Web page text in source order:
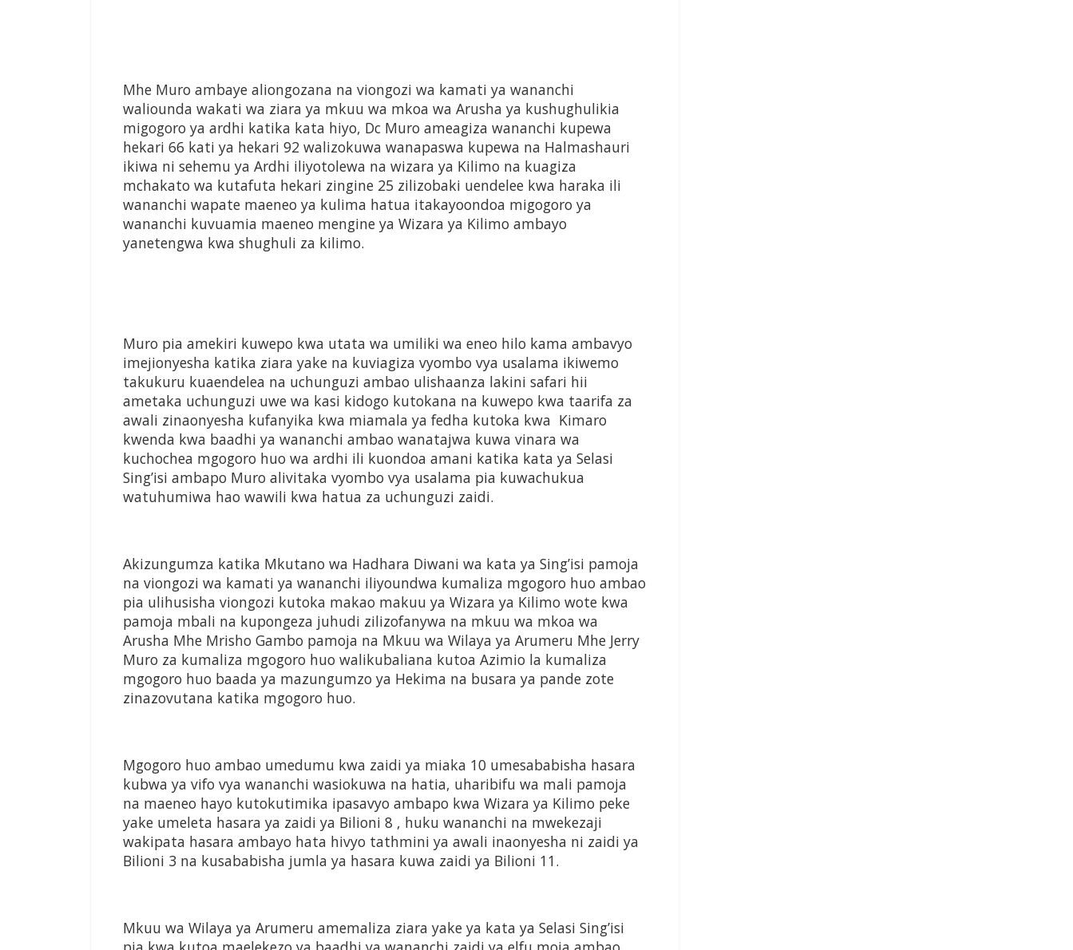
Mhe Muro ambaye aliongozana na viongozi wa kamati ya wananchi
waliounda wakati wa ziara ya mkuu wa mkoa wa Arusha ya kushughulikia
migogoro ya ardhi katika kata hiyo, Dc Muro ameagiza wananchi kupewa
hekari 66 kati ya hekari 92 walizokuwa wanapaswa kupewa na Halmashauri
ikiwa ni sehemu ya Ardhi iliyotolewa na wizara ya Kilimo na kuagiza
mchakato wa kutafuta hekari zingine 25 zilizobaki uendelee kwa haraka ili
wananchi wapate maeneo ya kulima hatua itakayoondoa migogoro ya
wananchi kuvuamia maeneo mengine ya Wizara ya Kilimo ambayo
yanetengwa kwa shughuli za kilimo.
Muro pia amekiri kuwepo kwa utata wa umiliki wa eneo hilo kama ambavyo
imejionyesha katika ziara yake na kuviagiza vyombo vya usalama ikiwemo
takukuru kuaendelea na uchunguzi ambao ulishaanza lakini safari hii
ametaka uchunguzi uwe wa kasi kidogo kutokana na kuwepo kwa taarifa za
awali zinaonyesha kufanyika kwa miamala ya fedha kutoka kwa Kimaro
kwenda kwa baadhi ya wananchi ambao wanatajwa kuwa vinara wa
kuchochea mgogoro huo wa ardhi ili kuondoa amani katika kata ya Selasi
Sing’isi ambapo Muro alivitaka vyombo vya usalama pia kuwachukua
watuhumiwa hao wawili kwa hatua za uchunguzi zaidi.
Akizungumza katika Mkutano wa Hadhara Diwani wa kata ya Sing’isi pamoja
na viongozi wa kamati ya wananchi iliyoundwa kumaliza mgogoro huo ambao
pia ulihusisha viongozi kutoka makao makuu ya Wizara ya Kilimo wote kwa
pamoja mbali na kupongeza juhudi zilizofanywa na mkuu wa mkoa wa
Arusha Mhe Mrisho Gambo pamoja na Mkuu wa Wilaya ya Arumeru Mhe Jerry
Muro za kumaliza mgogoro huo walikubaliana kutoa Azimio la kumaliza
mgogoro huo baada ya mazungumzo ya Hekima na busara ya pande zote
zinazovutana katika mgogoro huo.
Mgogoro huo ambao umedumu kwa zaidi ya miaka 10 umesababisha hasara
kubwa ya vifo vya wananchi wasiokuwa na hatia, uharibifu wa mali pamoja
na maeneo hayo kutokutimika ipasavyo ambapo kwa Wizara ya Kilimo peke
yake umeleta hasara ya zaidi ya Bilioni 8 , huku wananchi na mwekezaji
wakipata hasara ambayo hata hivyo tathmini ya awali inaonyesha ni zaidi ya
Bilioni 3 na kusababisha jumla ya hasara kuwa zaidi ya Bilioni 11.
Mkuu wa Wilaya ya Arumeru amemaliza ziara yake ya kata ya Selasi Sing’isi